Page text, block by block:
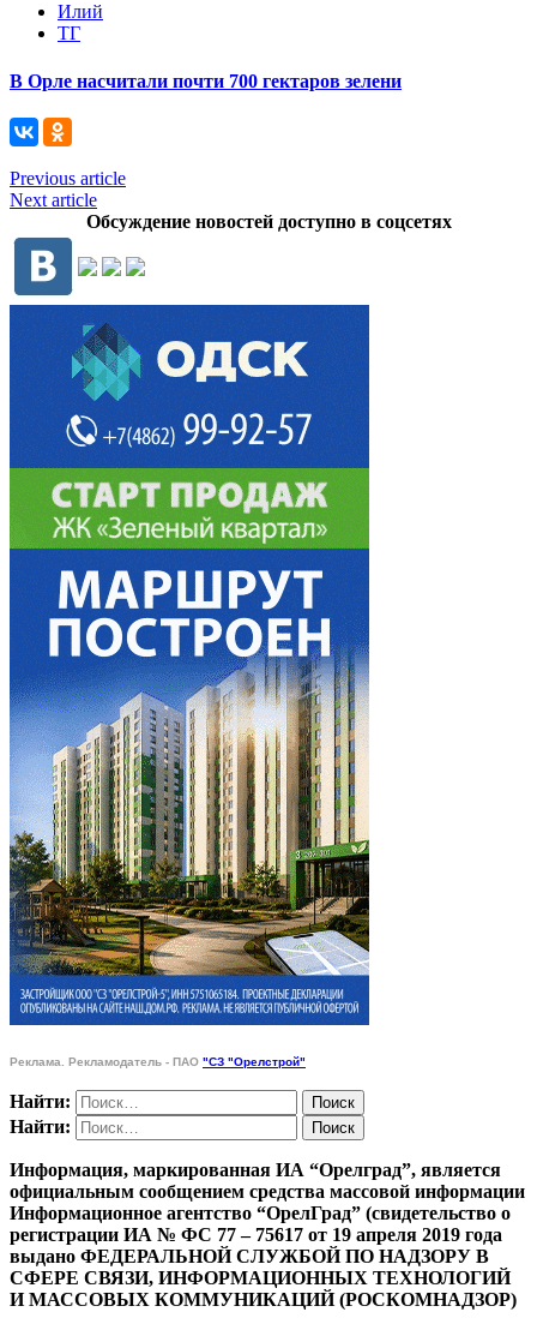
Илий
ТГ
В Орле насчитали почти 700 гектаров зелени
Previous article
Next article
Обсуждение новостей доступно в соцсетях
Реклама. Рекламодатель - ПАО "СЗ "Орелстрой"
Найти:
Найти:
Информация, маркированная ИА “Орелград”, является
официальным сообщением средства массовой информации
Информационное агентство “ОрелГрад” (свидетельство о
регистрации ИА № ФС 77 – 75617 от 19 апреля 2019 года
выдано ФЕДЕРАЛЬНОЙ СЛУЖБОЙ ПО НАДЗОРУ В
СФЕРЕ СВЯЗИ, ИНФОРМАЦИОННЫХ ТЕХНОЛОГИЙ
И МАССОВЫХ КОММУНИКАЦИЙ (РОСКОМНАДЗОР)